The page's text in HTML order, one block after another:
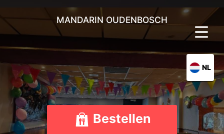
NL
MANDARIN OUDENBOSCH
Bestellen